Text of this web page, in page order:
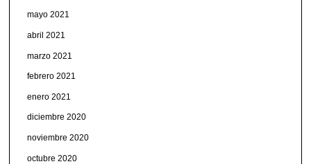
mayo 2021
abril 2021
marzo 2021
febrero 2021
enero 2021
diciembre 2020
noviembre 2020
octubre 2020